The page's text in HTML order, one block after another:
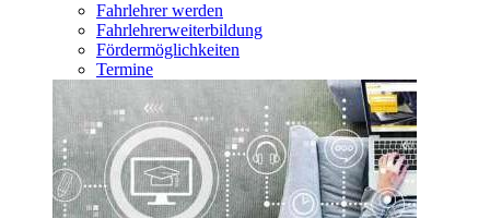
Fahrlehrer werden
Fahrlehrerweiterbildung
Fördermöglichkeiten
Termine